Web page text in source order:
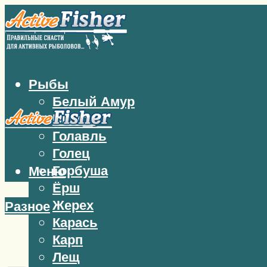
Рыбы
Белый Амур
Бычок
Голавль
Голец
Горбуша
Ёрш
Жерех
Карась
Карп
Лещ
Меню
Разное